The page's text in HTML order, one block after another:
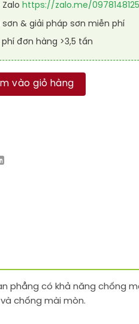
Zalo https://zalo.me/0978148125
& giải pháp sơn miễn phí
đơn hàng >3,5 tấn
tự san RAL GARAGE GUARD SL
vào giỏ hàng
phẳng có khả năng chống
chống mài mòn.